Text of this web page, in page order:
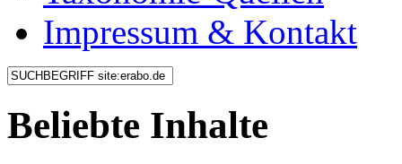
Impressum & Kontakt
Beliebte Inhalte